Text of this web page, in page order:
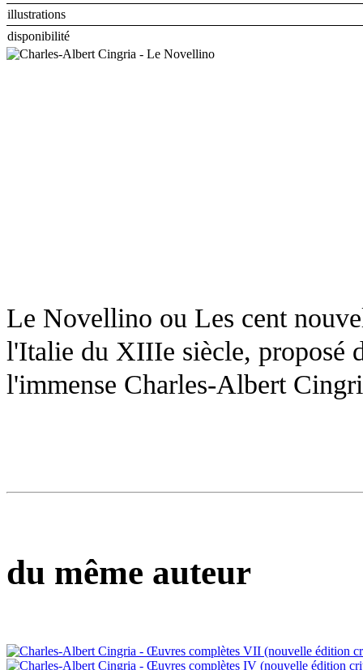
illustrations
disponibilité
Le Novellino ou Les cent
l'Italie du XIIIe siècle, proposé
l'immense Charles-Albert
du même auteur